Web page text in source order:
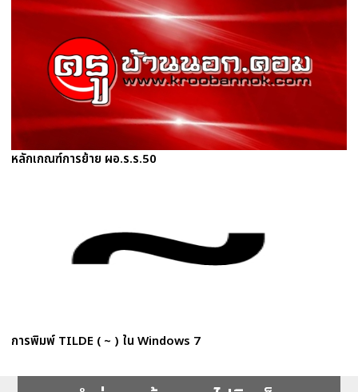
หลักเกณฑ์การย้าย ผอ.ร.ร.50
การพิมพ์ TILDE ( ~ ) ใน Windows 7